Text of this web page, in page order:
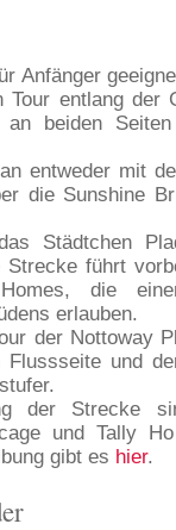
Anfänger
Tour entlang der
beiden
entweder mit
die Sunshine
Städtchen
führt
Homes, die
erlauben.
der Nottoway
und
der Strecke
und Tally
gibt es hier.